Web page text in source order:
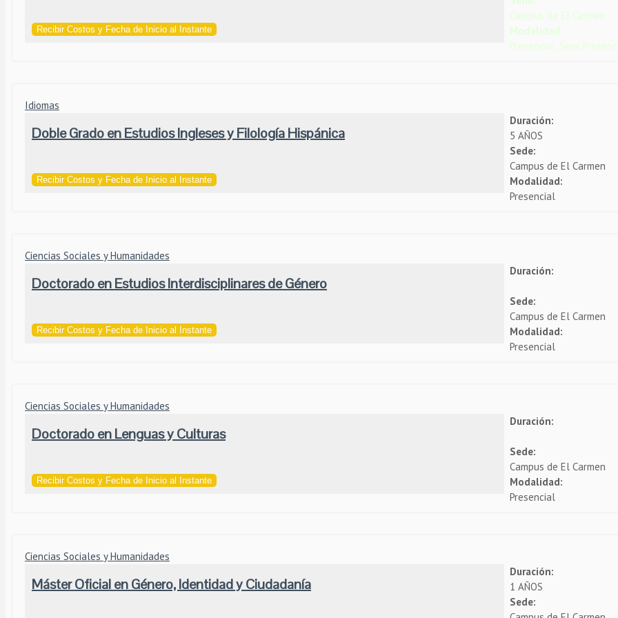
Recibir Costos y Fecha de Inicio al Instante
Campus de El Carmen
Modalidad:
Presencial, Semi
Idiomas
Doble Grado en Estudios Ingleses y Filología Hispánica
Recibir Costos y Fecha de Inicio al Instante
Duración:
5 AÑOS
Sede:
Campus de El Carmen
Modalidad:
Presencial
Ciencias Sociales y Humanidades
Doctorado en Estudios Interdisciplinares de Género
Recibir Costos y Fecha de Inicio al Instante
Duración:
Sede:
Campus de El Carmen
Modalidad:
Presencial
Ciencias Sociales y Humanidades
Doctorado en Lenguas y Culturas
Recibir Costos y Fecha de Inicio al Instante
Duración:
Sede:
Campus de El Carmen
Modalidad:
Presencial
Ciencias Sociales y Humanidades
Máster Oficial en Género, Identidad y Ciudadanía
Duración:
1 AÑOS
Sede: